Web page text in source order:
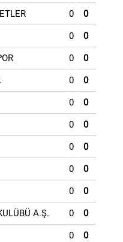
0 0
0 0
0 0
0 0
0 0
0 0
0 0
0 0
0 0
A.Ş. 0 0
0 0